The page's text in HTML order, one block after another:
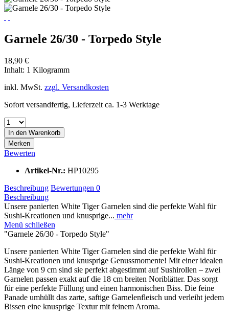
Garnele 26/30 - Torpedo Style
18,90 €
Inhalt: 1 Kilogramm
inkl. MwSt. zzgl. Versandkosten
Sofort versandfertig, Lieferzeit ca. 1-3 Werktage
In den Warenkorb
Merken
Bewerten
Artikel-Nr.: HP10295
Beschreibung Bewertungen 0
Beschreibung
Unsere panierten White Tiger Garnelen sind die perfekte Wahl für
Sushi-Kreationen und knusprige... mehr
Menü schließen
"Garnele 26/30 - Torpedo Style"
Unsere panierten White Tiger Garnelen sind die perfekte Wahl für
Sushi-Kreationen und knusprige Genussmomente! Mit einer idealen
Länge von 9 cm sind sie perfekt abgestimmt auf Sushirollen – zwei
Garnelen passen exakt auf die 18 cm breiten Noriblätter. Das sorgt
für eine perfekte Füllung und einen harmonischen Biss. Die feine
Panade umhüllt das zarte, saftige Garnelenfleisch und verleiht jedem
Bissen eine knusprige Textur mit feinem Aroma.